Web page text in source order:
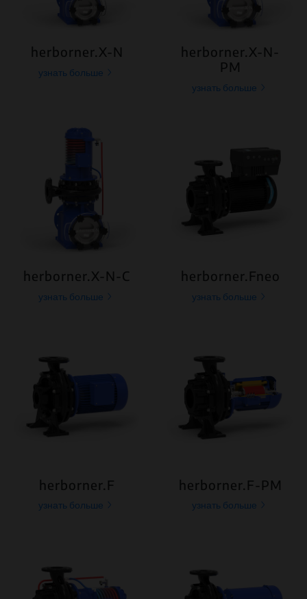
herborner.X-N
узнать больше
herborner.X-N-
PM
узнать больше
herborner.X-N-C
узнать больше
herborner.Fneo
узнать больше
herborner.F
узнать больше
herborner.F-PM
узнать больше